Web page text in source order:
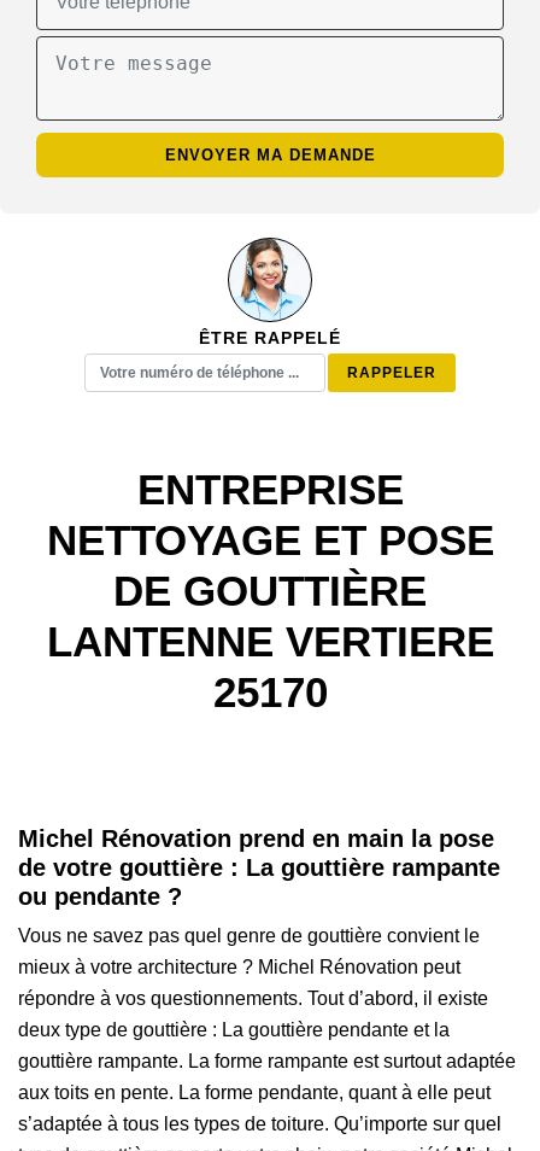
ÊTRE RAPPELÉ
ENTREPRISE
NETTOYAGE ET POSE
DE GOUTTIÈRE
LANTENNE VERTIERE
25170
Michel Rénovation prend en main la pose
de votre gouttière : La gouttière rampante
ou pendante ?
Vous ne savez pas quel genre de gouttière convient le
mieux à votre architecture ? Michel Rénovation peut
répondre à vos questionnements. Tout d’abord, il existe
deux type de gouttière : La gouttière pendante et la
gouttière rampante. La forme rampante est surtout adaptée
aux toits en pente. La forme pendante, quant à elle peut
s’adaptée à tous les types de toiture. Qu’importe sur quel